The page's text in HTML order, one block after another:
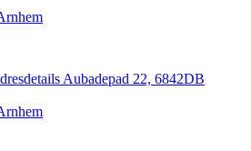
Aubadepad 22, 6842DB